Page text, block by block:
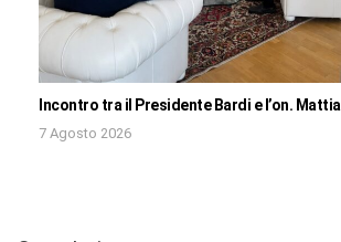
Incontro tra il Presidente Bardi e l’on. Mattia
7 Agosto 2026